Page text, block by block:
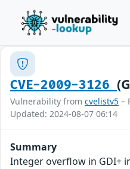
CVE-2009-3126
Vulnerability from cvelistv5 –
Updated: 2024-08-07 06:14
Summary
Integer overflow in GDI+